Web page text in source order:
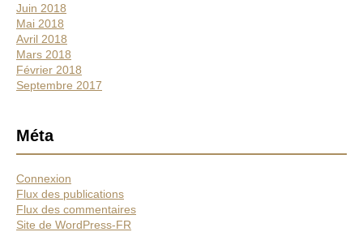
Juin 2018
Mai 2018
Avril 2018
Mars 2018
Février 2018
Septembre 2017
Méta
Connexion
Flux des publications
Flux des commentaires
Site de WordPress-FR